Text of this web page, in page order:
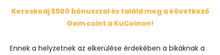
Kereskedj $500 bónusszal és találd meg a következő
Gem coint a KuCoinon!
Ennek a helyzetnek az elkerülése érdekében a bikáknak a